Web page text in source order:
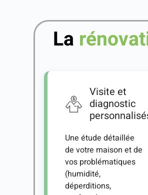
La
Visite et
diagnostic
Une étude détaillée
de votre maison et de
vos problématiques
(humidité,
déperditions,